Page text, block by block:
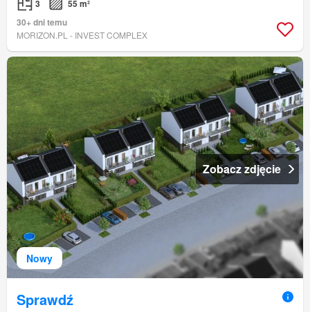
3
55 m²
30+ dni temu
MORIZON.PL - INVEST COMPLEX
Nowy
Zobacz zdjęcie
Sprawdź